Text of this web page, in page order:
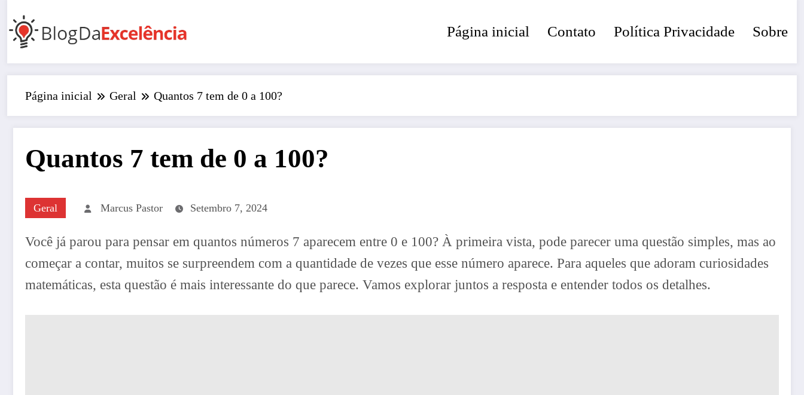
para
conteúdo
Página inicial Contato Política Privacidade Sobre
Página inicial Geral Quantos 7 tem de 0 a 100?
Quantos 7 tem de 0 a 100?
Geral Marcus Pastor Setembro 7, 2024
Você já parou para pensar em quantos números 7 aparecem entre 0 e 100? À primeira vista, pode parecer uma questão simples, mas ao
começar a contar, muitos se surpreendem com a quantidade de vezes que esse número aparece. Para aqueles que adoram curiosidades
matemáticas, esta questão é mais interessante do que parece. Vamos explorar juntos a resposta e entender todos os detalhes.